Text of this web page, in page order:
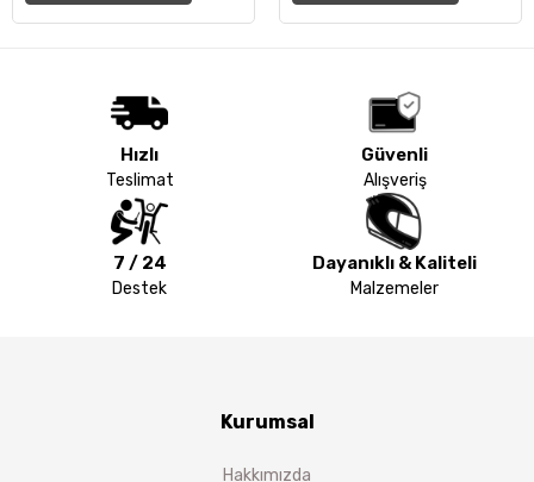
Hızlı
Teslimat
Güvenli
Alışveriş
7 / 24
Destek
Dayanıklı & Kaliteli
Malzemeler
Kurumsal
Hakkımızda